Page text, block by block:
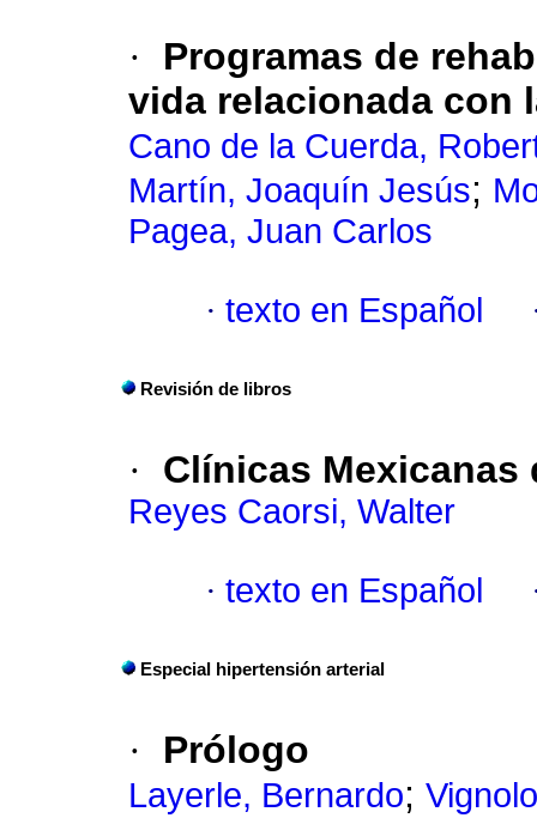
·
Programas de
vida relacionada con
Cano de la Cuerda,
Martín, Joaquín Jesús;
Pagea, Juan Carlos
· texto en Español
Revisión de libros
· Clínicas Mexicanas
Reyes Caorsi, Walter
· texto en Español
Especial hipertensión arterial
· Prólogo
Layerle, Bernardo;